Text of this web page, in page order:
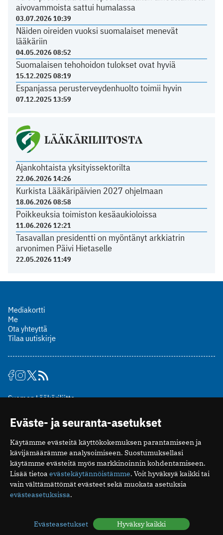
aivovammoista sattui humalassa
03.07.2026 10:39
Näiden oireiden vuoksi suomalaiset menevät
lääkäriin
04.05.2026 08:52
Suomalaisen tehohoidon tulokset ovat hyviä
15.12.2025 08:19
Espanjassa perusterveydenhuolto toimii hyvin
07.12.2025 13:59
LÄÄKÄRILIITOSTA
Ajankohtaista yksityissektorilta
22.06.2026 14:26
Kurkista Lääkäripäivien 2027 ohjelmaan
18.06.2026 08:58
Poikkeuksia toimiston kesäaukioloissa
11.06.2026 12:21
Tasavallan presidentti on myöntänyt arkkiatrin
arvonimen Päivi Hietaselle
22.05.2026 11:49
Mediakortti
Me
Ota yhteyttä
Tilaa uutiskirje
Suomen Lääkäriliitto
00510 Helsinki
puh. (09) 393 091
toimitus@potilaanlaakarilehti.fi
ISSN 2323-9476
Eväste- ja seuranta-asetukset
Käytämme evästeitä käyttökokemuksen parantamiseen ja
kävijämäärämme analysoimiseen. Suostumuksellasi
käytämme evästeitä myös markkinoinnin kohdentamiseen.
Lisää tietoa evästekäytännöistämme. Voit hyväksyä kaikki tai
vain välttämättömät evästeet sekä muokata asetuksia
evästeasetuksissa.
Evästeasetukset Hyväksy kaikki